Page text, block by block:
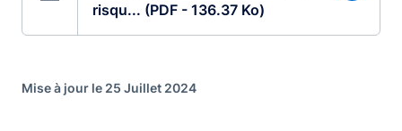
risqu... (PDF - 136.37 Ko)
Mise à jour le 25 Juillet 2024